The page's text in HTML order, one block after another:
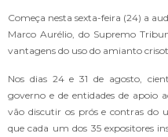
Começa nesta sexta-feira (24) a
Marco Aurélio, do Supremo
vantagens do uso do amianto
Nos dias 24 e 31 de agosto,
governo e de entidades de apoio
vão discutir os prós e contras do
que cada um dos 35 expositores